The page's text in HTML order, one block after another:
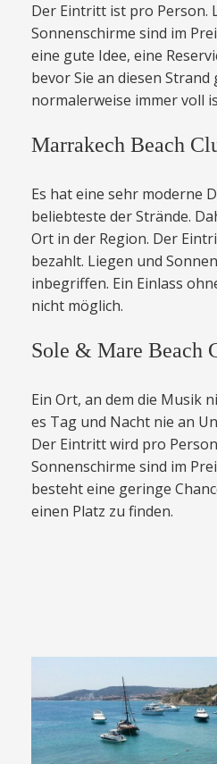
Der Eintritt ist pro Person.
Sonnenschirme sind im
eine gute Idee, eine
bevor Sie an diesen Strand
normalerweise immer voll
Marrakech Beach
Es hat eine sehr moderne
beliebteste der Strände.
Ort in der Region. Der
bezahlt. Liegen und
inbegriffen. Ein Einlass
nicht möglich.
Sole & Mare Beach
Ein Ort, an dem die Musik
es Tag und Nacht nie an
Der Eintritt wird pro
Sonnenschirme sind im
besteht eine geringe
einen Platz zu finden.